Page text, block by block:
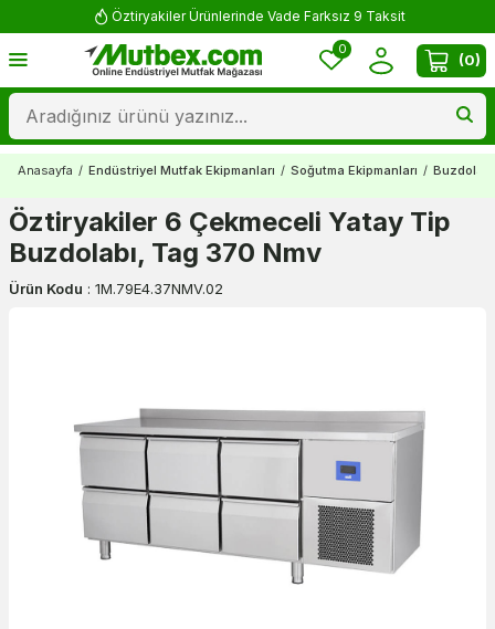
Yorum Yap 500 TL Kazan!
0
(0)
Anasayfa / Endüstriyel Mutfak Ekipmanları / Soğutma Ekipmanları /
Öztiryakiler 6 Çekmeceli Yatay Tip
Buzdolabı, Tag 370 Nmv
Ürün Kodu : 1M.79E4.37NMV.02